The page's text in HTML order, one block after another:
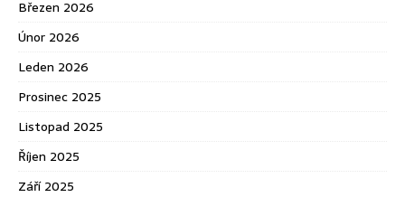
Březen 2026
Únor 2026
Leden 2026
Prosinec 2025
Listopad 2025
Říjen 2025
Září 2025